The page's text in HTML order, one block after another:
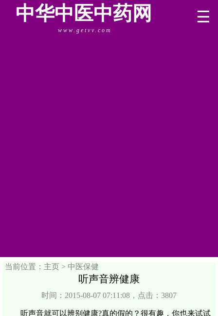
中华中医中药网
www.getvv.com
☰
当前位置：主页 > 中医保健
听声音辨健康
时间：2015-08-07 07:11:08，点击：3807
听声音就可以辨别健康?真的假的？很有趣，你也来试试